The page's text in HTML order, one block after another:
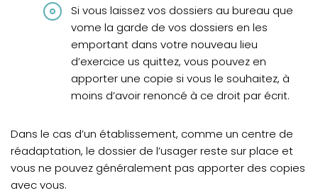
Si vous laissez vos dossiers au bureau que
vome la garde de vos dossiers en les
emportant dans votre nouveau lieu
d’exercice us quittez, vous pouvez en
apporter une copie si vous le souhaitez, à
moins d’avoir renoncé à ce droit par écrit.
Dans le cas d’un établissement, comme un centre de
réadaptation, le dossier de l’usager reste sur place et
vous ne pouvez généralement pas apporter des copies
avec vous.